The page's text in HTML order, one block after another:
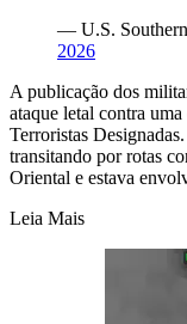
— U.S.
2026
A publicação dos
ataque letal contra
Terroristas
transitando por rotas
Oriental e estava
Leia Mais